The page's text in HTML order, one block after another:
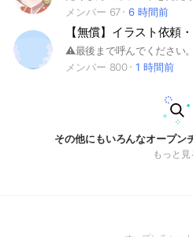
メンバー 67
6 時間前
【無償】イラスト依頼
メンバー 800
1 時間前
その他にもいろんなオープン
もっと見